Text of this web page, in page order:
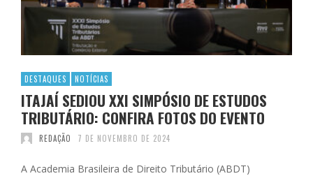
DESTAQUES NOTÍCIAS
ITAJAÍ SEDIOU XXI SIMPÓSIO DE ESTUDOS
TRIBUTÁRIO: CONFIRA FOTOS DO EVENTO
REDAÇÃO 7 DE NOVEMBRO DE 2024
A Academia Brasileira de Direito Tributário (ABDT)